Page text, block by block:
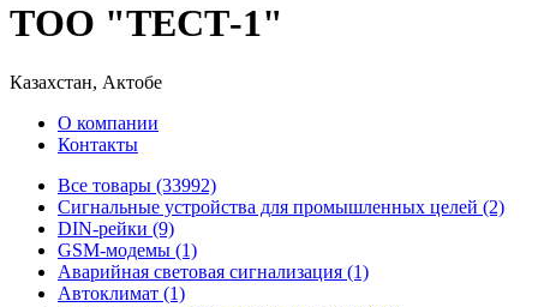
ТОО "ТЕСТ-1"
Казахстан, Актобе
О компании
Контакты
Все товары (33992)
Cигнальные устройства для промышленных целей (2)
DIN-рейки (9)
GSM-модемы (1)
Аварийная световая сигнализация (1)
Автоклимат (1)